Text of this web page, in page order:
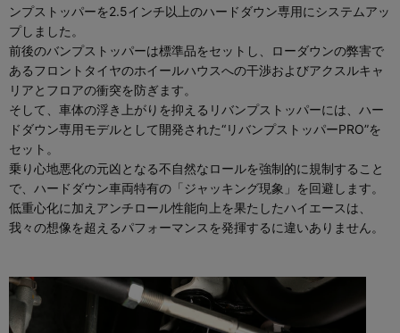
ンプストッパーを2.5インチ以上のハードダウン専用にシステムアッ
プしました。
前後のバンプストッパーは標準品をセットし、ローダウンの弊害で
あるフロントタイヤのホイールハウスへの干渉およびアクスルキャ
リアとフロアの衝突を防ぎます。
そして、車体の浮き上がりを抑えるリバンプストッパーには、ハー
ドダウン専用モデルとして開発された“リバンプストッパーPRO”を
セット。
乗り心地悪化の元凶となる不自然なロールを強制的に規制すること
で、ハードダウン車両特有の「ジャッキング現象」を回避します。
低重心化に加えアンチロール性能向上を果たしたハイエースは、
我々の想像を超えるパフォーマンスを発揮するに違いありません。